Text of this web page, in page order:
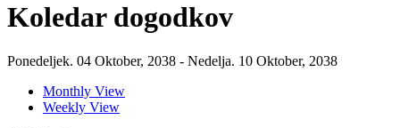
Koledar dogodkov
Ponedeljek. 04 Oktober, 2038 - Nedelja. 10 Oktober, 2038
Monthly View
Weekly View